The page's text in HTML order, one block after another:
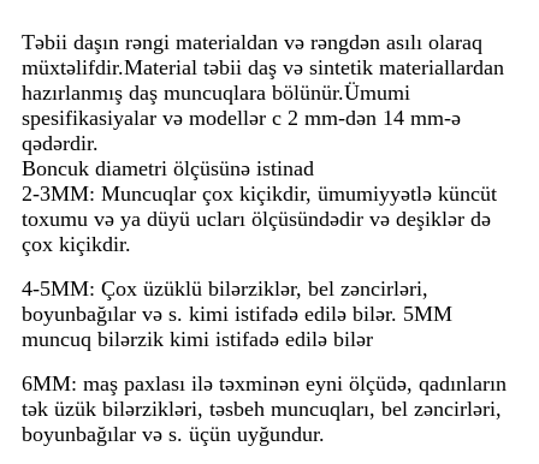
Təbii daşın rəngi materialdan və rəngdən asılı olaraq
müxtəlifdir.Material təbii daş və sintetik materiallardan
hazırlanmış daş muncuqlara bölünür.Ümumi
spesifikasiyalar və modellər c 2 mm-dən 14 mm-ə
qədərdir.
Boncuk diametri ölçüsünə istinad
2-3MM: Muncuqlar çox kiçikdir, ümumiyyətlə küncüt
toxumu və ya düyü ucları ölçüsündədir və deşiklər də
çox kiçikdir.
4-5MM: Çox üzüklü bilərziklər, bel zəncirləri,
boyunbağılar və s. kimi istifadə edilə bilər. 5MM
muncuq bilərzik kimi istifadə edilə bilər
6MM: maş paxlası ilə təxminən eyni ölçüdə, qadınların
tək üzük bilərzikləri, təsbeh muncuqları, bel zəncirləri,
boyunbağılar və s. üçün uyğundur.